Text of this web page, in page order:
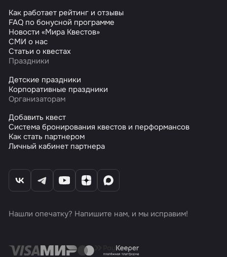
Как работает рейтинг и отзывы
FAQ по бонусной программе
Новости «Мира Квестов»
СМИ о нас
Статьи о квестах
Праздники
Детские праздники
Корпоративные праздники
Организаторам
Добавить квест
Система бронирования квестов и перформансов
Как стать партнером
Личный кабинет партнера
Нашли опечатку? Напишите нам, и мы исправим!